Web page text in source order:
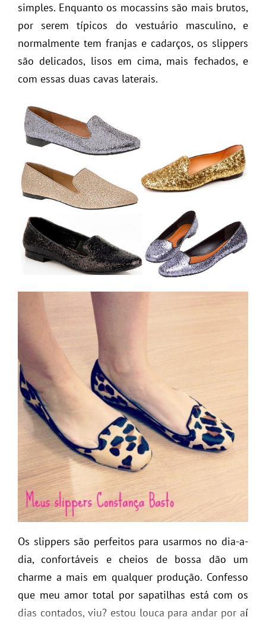
simples. Enquanto os mocassins são mais brutos,
por serem típicos do vestuário masculino, e
normalmente tem franjas e cadarços, os slippers
são delicados, lisos em cima, mais fechados, e
com essas duas cavas laterais.
Os slippers são perfeitos para usarmos no dia-a-
dia, confortáveis e cheios de bossa dão um
charme a mais em qualquer produção. Confesso
que meu amor total por sapatilhas está com os
dias contados, viu? estou louca para andar por aí